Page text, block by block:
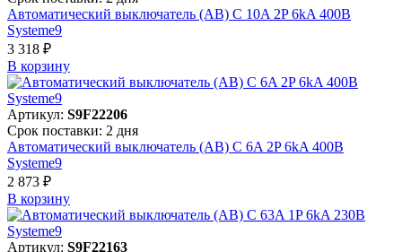
Автоматический выключатель (АВ) C 10A 2P 6kA 400В
Systeme9
3 318 ₽
В корзинy
Артикул: S9F22206
Срок поставки: 2 дня
Автоматический выключатель (АВ) C 6A 2P 6kA 400В
Systeme9
2 873 ₽
В корзинy
Артикул: S9F22163